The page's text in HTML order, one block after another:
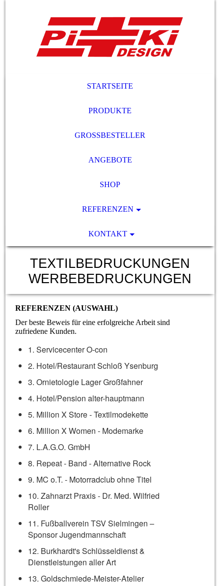
STARTSEITE
PRODUKTE
GROSSBESTELLER
ANGEBOTE
SHOP
REFERENZEN
KONTAKT
TEXTILBEDRUCKUNGEN
WERBEBEDRUCKUNGEN
REFERENZEN (AUSWAHL)
Der beste Beweis für eine erfolgreiche Arbeit sind
zufriedene Kunden.
1. Servicecenter O-con
2. Hotel/Restaurant Schloß Ysenburg
3. Ornietologie Lager Großfahner
4. Hotel/Pension alter-hauptmann
5. Million X Store - Textilmodekette
6. Million X Women - Modemarke
7. L.A.G.O. GmbH
8. Repeat - Band - Alternative Rock
9. MC o.T. - Motorradclub ohne Titel
10. Zahnarzt Praxis - Dr. Med. Wilfried
Roller
11. Fußballverein TSV Sielmingen –
Sponsor Jugendmannschaft
12. Burkhardt's Schlüsseldienst &
Dienstleistungen aller Art
13. Goldschmiede-Meister-Atelier